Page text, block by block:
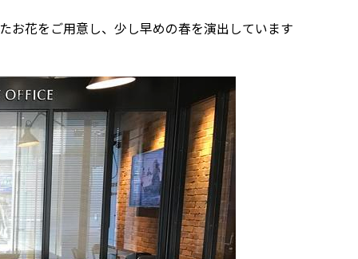
お花をご用意し、少し早めの春を演出しています